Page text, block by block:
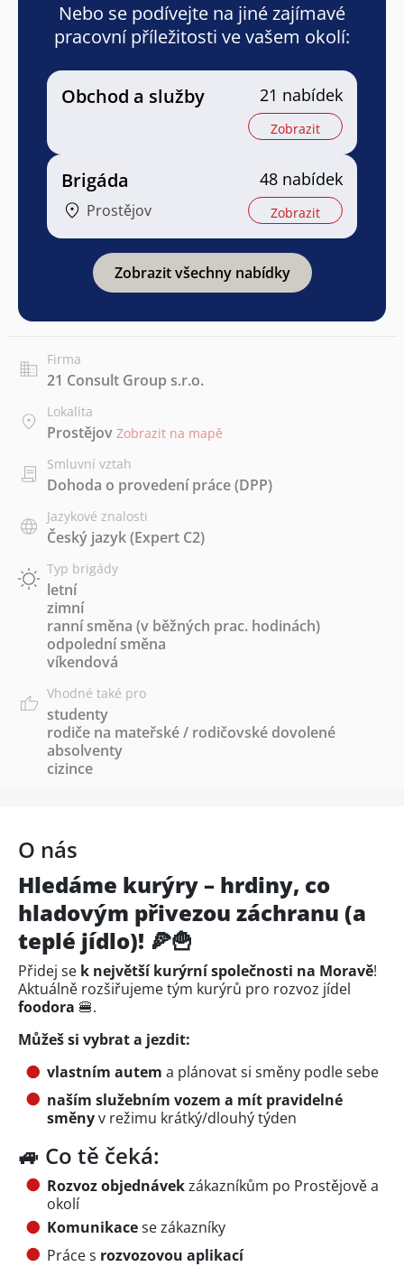
Nebo se podívejte na jiné zajímavé
pracovní příležitosti ve vašem okolí:
Obchod a služby 21 nabídek
Zobrazit
Brigáda
Prostějov
48 nabídek
Zobrazit
Zobrazit všechny nabídky
Firma
21 Consult Group s.r.o.
Lokalita
Prostějov Zobrazit na mapě
Smluvní vztah
Dohoda o provedení práce (DPP)
Jazykové znalosti
Český jazyk(Expert C2)
Typ brigády
letní
zimní
ranní směna (v běžných prac. hodinách)
odpolední směna
víkendová
Vhodné také pro
studenty
rodiče na mateřské / rodičovské dovolené
absolventy
cizince
O nás
Hledáme kurýry – hrdiny, co
hladovým přivezou záchranu (a
teplé jídlo)! 🍕🍟
Přidej se k největší kurýrní společnosti na Moravě!
Aktuálně rozšiřujeme tým kurýrů pro rozvoz jídel
foodora 🍔.
Můžeš si vybrat a jezdit:
vlastním autem a plánovat si směny podle sebe
naším služebním vozem a mít pravidelné
směnyv režimu krátký/dlouhý týden
🚙 Co tě čeká:
Rozvoz objednávekzákazníkům po Prostějově a
okolí
Komunikacese zákazníky
Práce s rozvozovou aplikací